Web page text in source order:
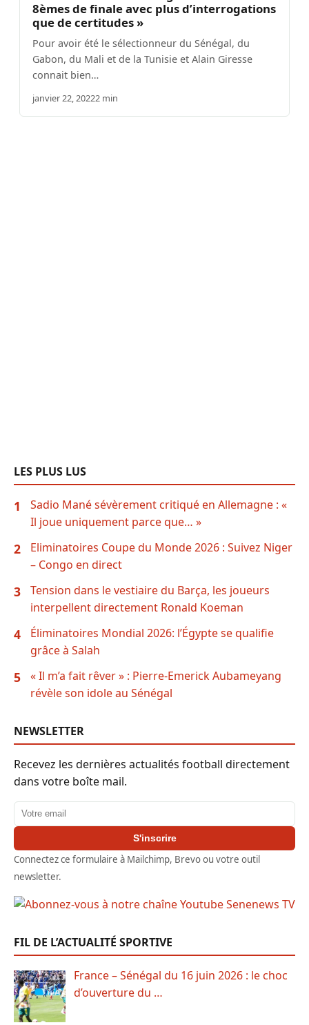
8èmes de finale avec plus d’interrogations
que de certitudes »
Pour avoir été le sélectionneur du Sénégal, du
Gabon, du Mali et de la Tunisie et Alain Giresse
connait bien…
janvier 22, 20222 min
LES PLUS LUS
1
Sadio Mané sévèrement critiqué en Allemagne : «
Il joue uniquement parce que… »
2
Eliminatoires Coupe du Monde 2026 : Suivez Niger
– Congo en direct
3
Tension dans le vestiaire du Barça, les joueurs
interpellent directement Ronald Koeman
4
Éliminatoires Mondial 2026: l’Égypte se qualifie
grâce à Salah
5
« Il m’a fait rêver » : Pierre-Emerick Aubameyang
révèle son idole au Sénégal
NEWSLETTER
Recevez les dernières actualités football directement
dans votre boîte mail.
Adresse email
S'inscrire
Connectez ce formulaire à Mailchimp, Brevo ou votre outil
newsletter.
FIL DE L’ACTUALITÉ SPORTIVE
France – Sénégal du 16 juin 2026 : le choc
d’ouverture du …